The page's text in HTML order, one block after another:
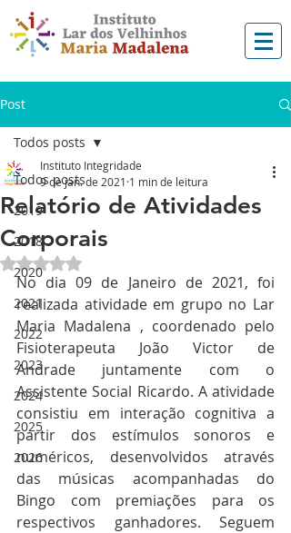
Post
Todos posts
2019
2018
2020
2021
2022
2023
2024
2025
2026
Todos posts
Relatório de Atividades
Corporais
Instituto Integridade
9 de jan. de 2021 1 min de leitura
Avaliado com NaN de 5 estrelas.
No dia 09 de Janeiro de 2021, foi
realizada atividade em grupo no Lar
Maria Madalena , coordenado pelo
Fisioterapeuta João Victor de
Andrade juntamente com o
Assistente Social Ricardo. A atividade
consistiu em interação cognitiva a
partir dos estímulos sonoros e
numéricos, desenvolvidos através
das músicas acompanhadas do
Bingo com premiações para os
respectivos ganhadores. Seguem